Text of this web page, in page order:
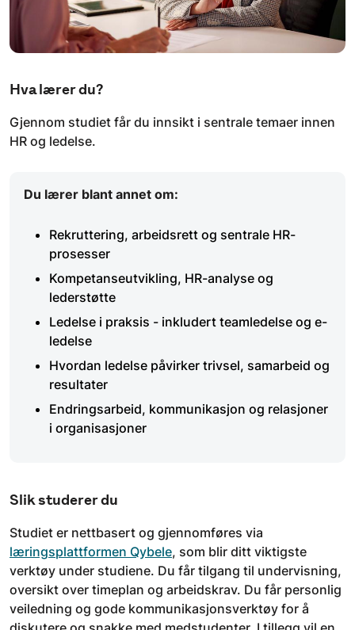
Hva lærer du?
Gjennom studiet får du innsikt i sentrale temaer innen
HR og ledelse.
Du lærer blant annet om:
Rekruttering, arbeidsrett og sentrale HR-
prosesser
Kompetanseutvikling, HR-analyse og
lederstøtte
Ledelse i praksis - inkludert teamledelse og e-
ledelse
Hvordan ledelse påvirker trivsel, samarbeid og
resultater
Endringsarbeid, kommunikasjon og relasjoner
i organisasjoner
Slik studerer du
Studiet er nettbasert og gjennomføres via
læringsplattformen Qybele, som blir ditt viktigste
verktøy under studiene. Du får tilgang til undervisning,
oversikt over timeplan og arbeidskrav. Du får personlig
veiledning og gode kommunikasjonsverktøy for å